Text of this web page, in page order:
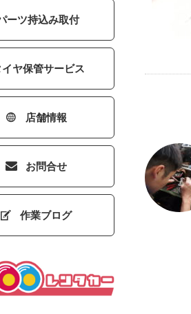
ーツ持込み取付
イヤ保管サービス
店舗情報
お問合せ
作業ブログ